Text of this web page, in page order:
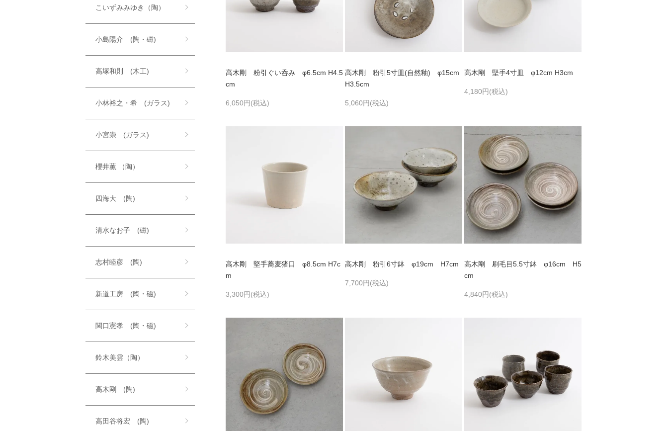
高木剛 粉引ぐい呑み φ6.5cm H4.5
cm
6,050円(税込)
高木剛 粉引5寸皿(自然釉) φ15cm
H3.5cm
5,060円(税込)
高木剛 堅手4寸皿 φ12cm H3cm
4,180円(税込)
高木剛 堅手蕎麦猪口 φ8.5cm H7c
m
3,300円(税込)
高木剛 粉引6寸鉢 φ19cm H7cm
7,700円(税込)
高木剛 刷毛目5.5寸鉢 φ16cm H5
cm
4,840円(税込)
こいずみみゆき（陶）
小島陽介 (陶・磁)
高塚和則 (木工)
小林裕之・希 (ガラス)
小宮崇 (ガラス)
櫻井薫 （陶）
四海大 (陶)
清水なお子 (磁)
志村睦彦 (陶)
新道工房 (陶・磁)
関口憲孝 (陶・磁)
鈴木美雲（陶）
高木剛 (陶)
高田谷将宏 (陶)